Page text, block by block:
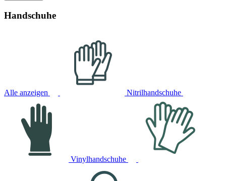
Handschuhe
Alle anzeigen Nitrilhandschuhe
Vinylhandschuhe